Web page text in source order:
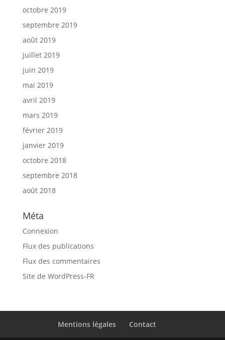
octobre 2019
septembre 2019
août 2019
juillet 2019
juin 2019
mai 2019
avril 2019
mars 2019
février 2019
janvier 2019
octobre 2018
septembre 2018
août 2018
Méta
Connexion
Flux des publications
Flux des commentaires
Site de WordPress-FR
Mentions légales Contact